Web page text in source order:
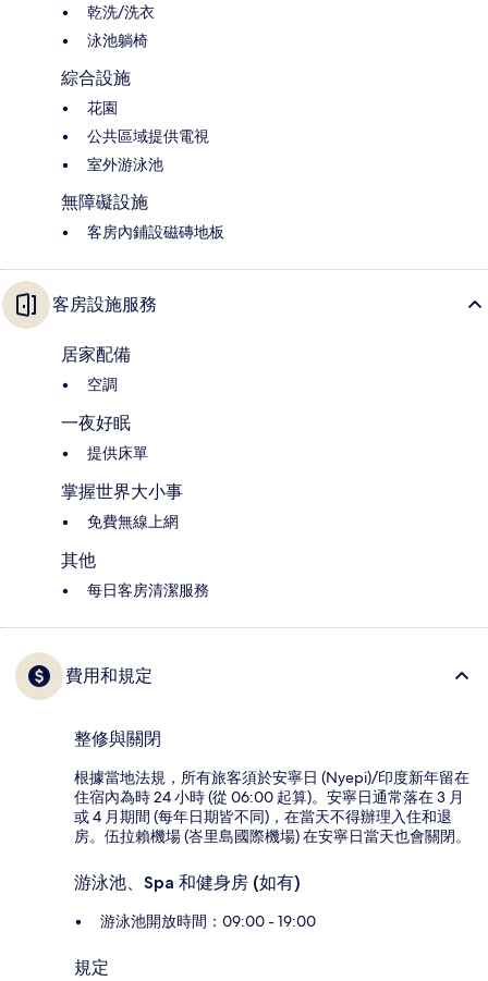
乾洗/洗衣
泳池躺椅
綜合設施
花園
公共區域提供電視
室外游泳池
無障礙設施
客房內鋪設磁磚地板
客房設施服務
居家配備
空調
一夜好眠
提供床單
掌握世界大小事
免費無線上網
其他
每日客房清潔服務
費用和規定
整修與關閉
根據當地法規，所有旅客須於安寧日 (Nyepi)/印度新年留在
住宿內為時 24 小時 (從 06:00 起算)。安寧日通常落在 3 月
或 4 月期間 (每年日期皆不同)，在當天不得辦理入住和退
房。伍拉賴機場 (峇里島國際機場) 在安寧日當天也會關閉。
游泳池、Spa 和健身房 (如有)
游泳池開放時間：09:00 - 19:00
規定